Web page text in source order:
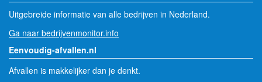
Uitgebreide informatie van alle bedrijven in Nederland.
Ga naar bedrijvenmonitor.info
Eenvoudig-afvallen.nl
Afvallen is makkelijker dan je denkt.